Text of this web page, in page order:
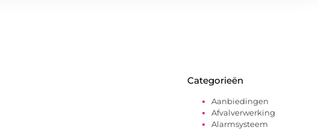
Categorieën
Aanbiedingen
Afvalverwerking
Alarmsysteem